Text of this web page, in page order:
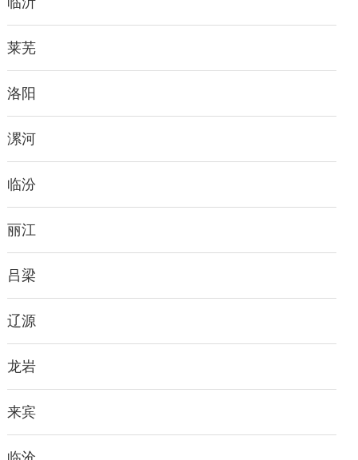
莱芜
洛阳
漯河
临汾
丽江
吕梁
辽源
龙岩
来宾